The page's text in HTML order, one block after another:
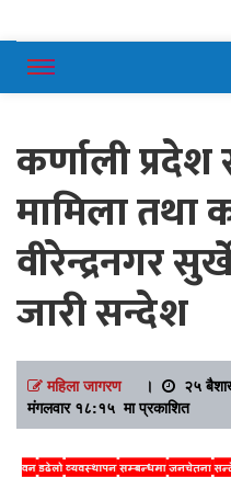
कर्णाली
मामिला तथा
वीरेन्द्रनगर
जारी सन्देश
महिला जागरण।
२५
मंगलवार १८:१५ मा प्रकाशित